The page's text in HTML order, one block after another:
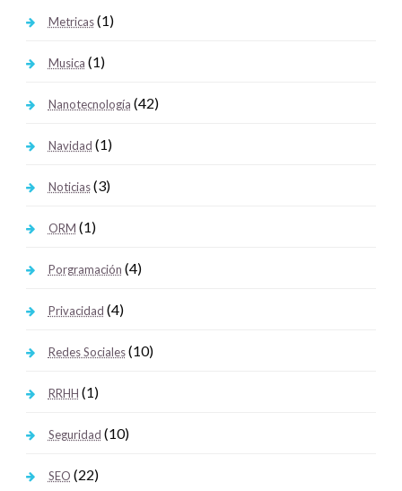
Metricas(1)
Musica (1)
Nanotecnología (42)
Navidad (1)
Noticias(3)
ORM (1)
Porgramación (4)
Privacidad (4)
Redes Sociales(10)
RRHH (1)
Seguridad (10)
SEO (22)